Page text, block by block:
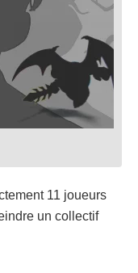
11 joueurs
un collectif